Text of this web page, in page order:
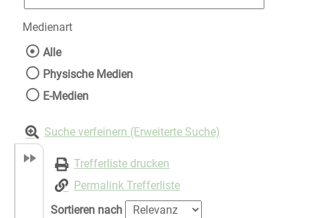
Medienart
Wählen Sie die Medienart nach der Sie
Alle
Physische Medien
E-Medien
Suche verfeinern (Erweiterte Suche)
Trefferliste drucken
Permalink Trefferliste
Sortieren nach